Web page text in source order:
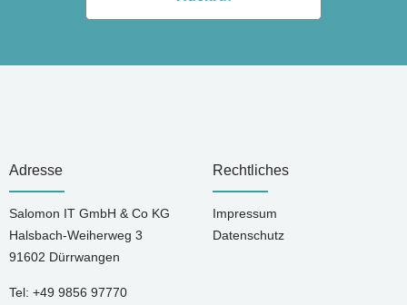
Adresse
Salomon IT GmbH & Co KG
Halsbach-Weiherweg 3
91602 Dürrwangen
Tel: +49 9856 97770
Rechtliches
Impressum
Datenschutz